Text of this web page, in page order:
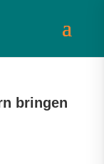
bringen